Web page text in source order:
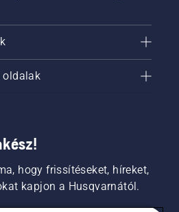
oldalak
hogy frissítéseket, híreket,
kapjon a Husqvarnától.